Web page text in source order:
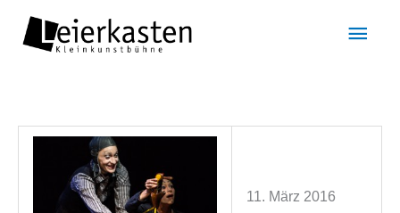
Inhalt
11. März 2016